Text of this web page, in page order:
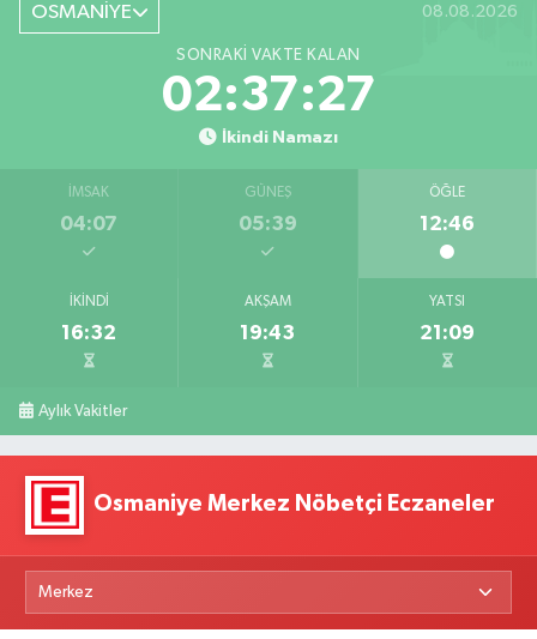
OSMANİYE 08.08.2026
SONRAKI VAKTE KALAN
02:37:26
İkindi Namazı
İMSAK
04:07
GÜNEŞ
05:39
ÖĞLE
12:46
İKINDI
16:32
AKŞAM
19:43
YATSI
21:09
Aylık Vakitler
Osmaniye Merkez Nöbetçi Eczaneler